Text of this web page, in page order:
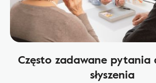
Często zadawane pytania
słyszenia